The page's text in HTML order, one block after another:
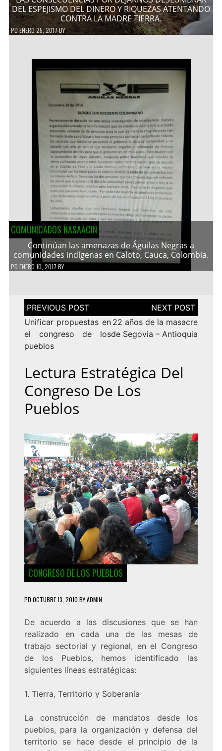
DEL ESPEJISMO DEL DINERO Y RIQUEZAS ATENTANDO
CONTRA LA MADRE TIERRA.
PDENERO 25, 2017BY
COMUNICADOS NASAACIN
Continúan las amenazas de Águilas Negras a
comunidades indígenas en Caloto, Cauca, Colombia.
PD ENERO 10, 2017 BY
Navegación
de
entradas
Unificar propuestas en
el congreso de los
pueblos
22 años de la masacre
de Segovia – Antioquia
Lectura Estratégica Del
Congreso De Los
Pueblos
CONGRESO DE LOS PUEBLOS
PD OCTUBRE 13, 2010 BYADMIN
De acuerdo a las discusiones que se han
realizado en cada una de las mesas de
trabajo sectorial y regional, en el Congreso
de los Pueblos, hemos identificado las
siguientes líneas estratégicas:
1. Tierra, Territorio y Soberanía
La construcción de mandatos desde los
pueblos, para la organización y defensa del
territorio se hace desde el principio de la